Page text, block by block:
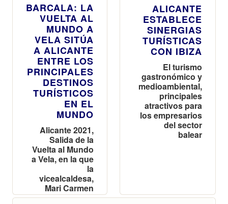
BARCALA: LA
VUELTA AL
MUNDO A
VELA SITÚA
A ALICANTE
ENTRE LOS
PRINCIPALES
DESTINOS
TURÍSTICOS
EN EL
MUNDO
Alicante 2021,
Salida de la
Vuelta al Mundo
a Vela, en la que
la
vicealcaldesa,
Mari Carmen
Sánchez, será
ALICANTE
ESTABLECE
SINERGIAS
TURÍSTICAS
CON IBIZA
El turismo
gastronómico y
medioambiental,
principales
atractivos para
los empresarios
del sector
balear